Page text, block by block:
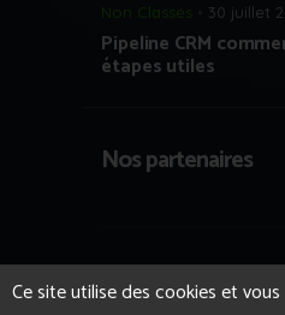
Ce site utilise des cookies et
Non Classés 30 juillet
Pipeline CRM
étapes utiles
Nos partenaires
- Tous droits